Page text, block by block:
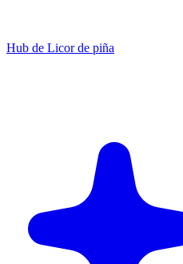
Hub de Licor de piña